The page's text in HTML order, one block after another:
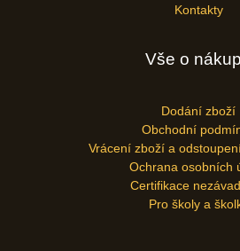
Kontakty
Vše o
Dodání zboží
Obchodní
Vrácení zboží a
Ochrana osobních
Certifikace
Pro školy a